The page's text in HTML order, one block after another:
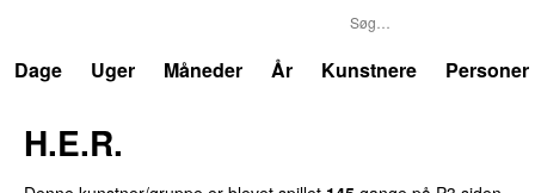
Dage
Uger Måneder År Kunstnere Personer
H.E.R.